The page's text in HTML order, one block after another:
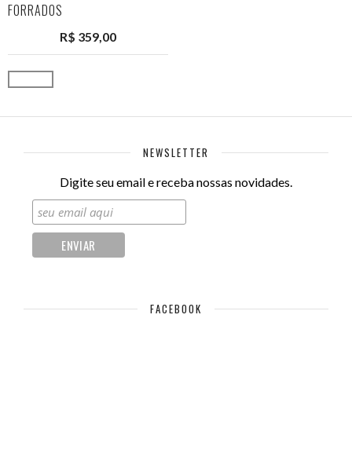
FORRADOS
R$ 359,00
NEWSLETTER
Digite seu email e receba nossas novidades.
FACEBOOK